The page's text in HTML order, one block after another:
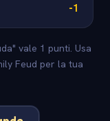
-1
vale 1 punti. Usa
Feud per la tua